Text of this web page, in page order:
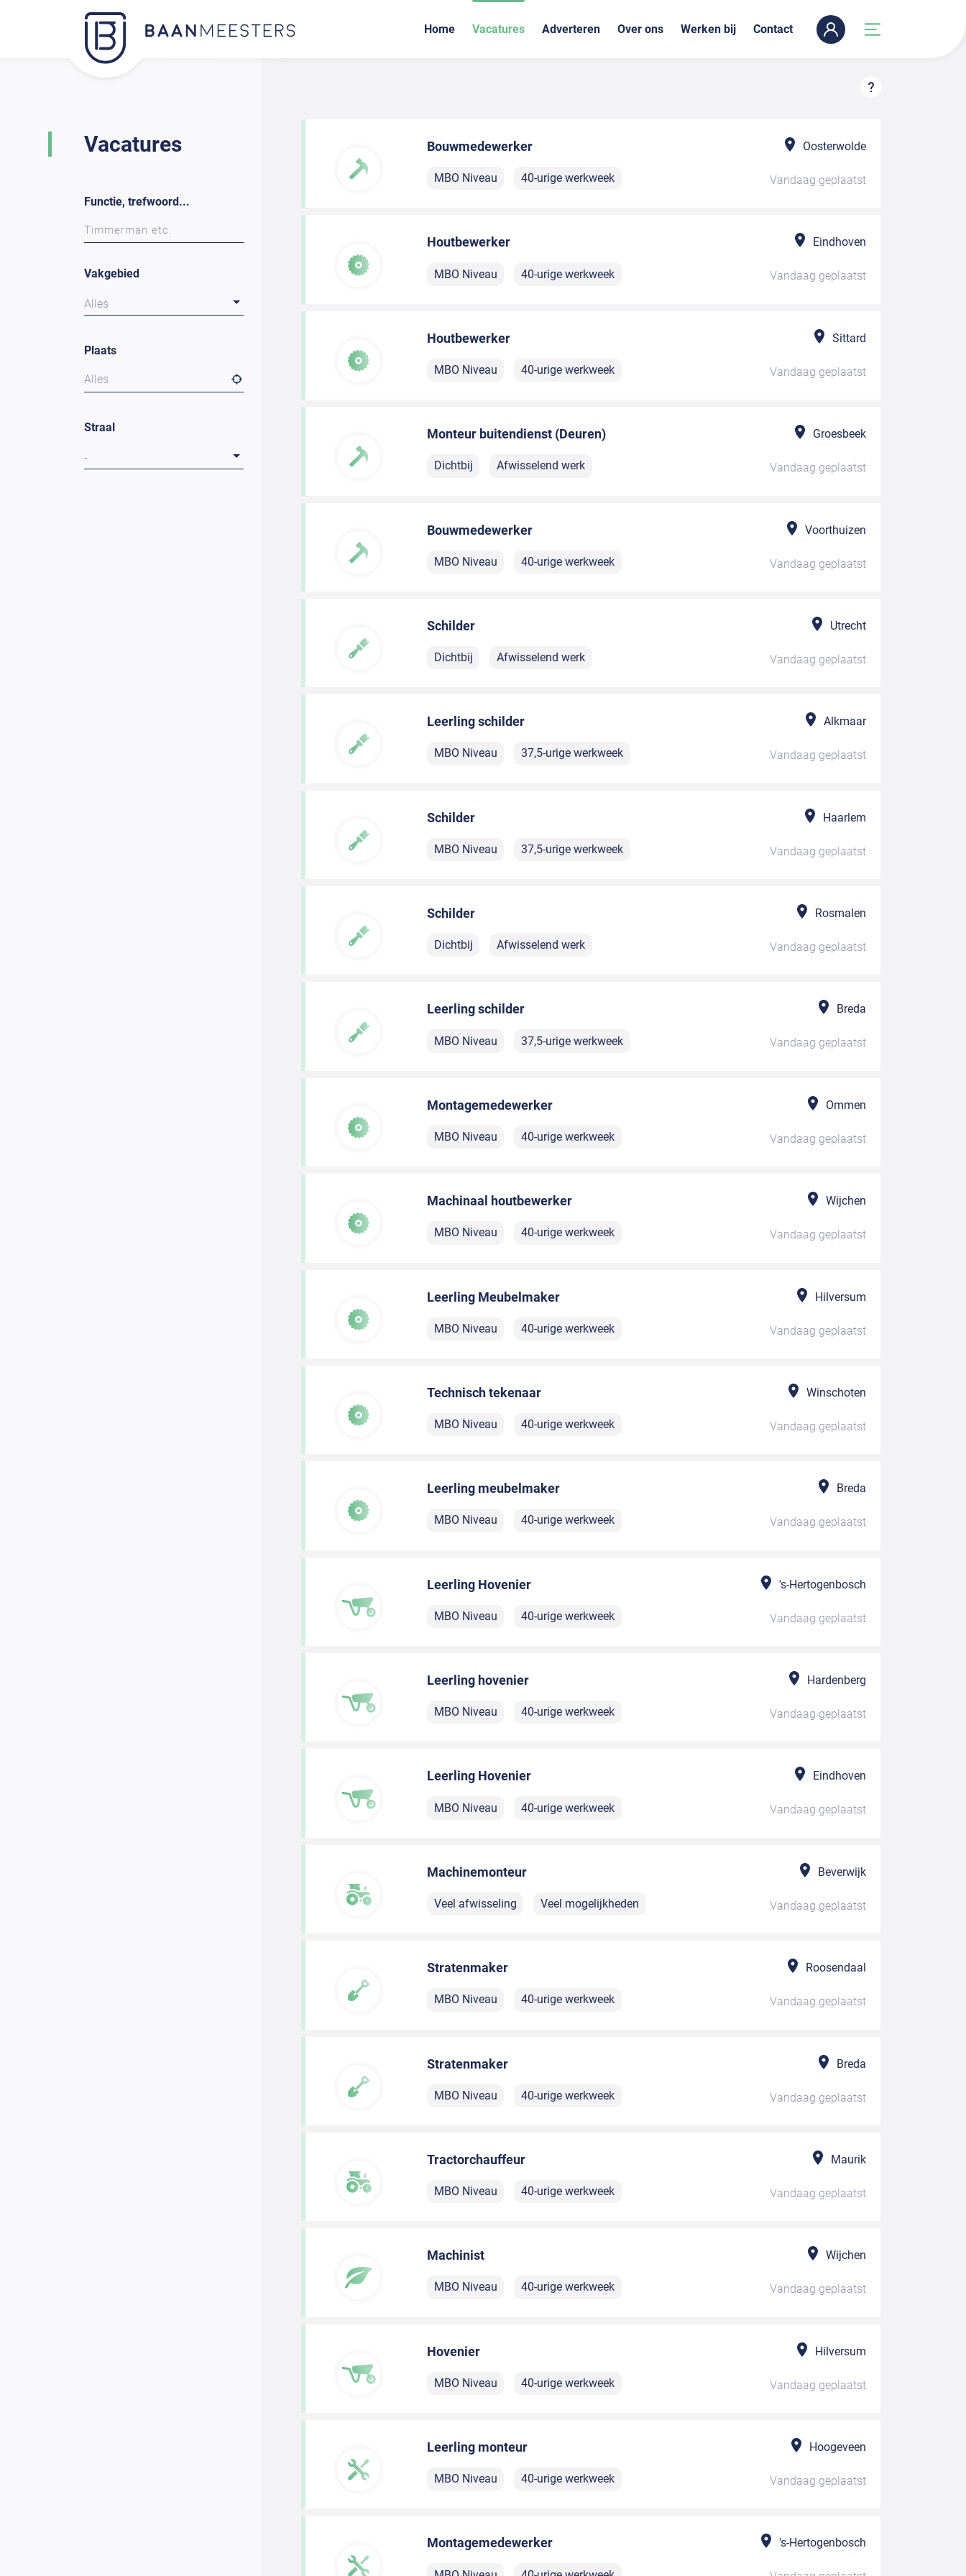
Home Vacatures Adverteren Over ons Werken bij Contact
Vacatures
Functie, trefwoord...
Vakgebied
Alles
Plaats
Alles
Straal
-
Bouwmedewerker Oosterwolde
MBO Niveau 40-urige werkweek Vandaag geplaatst
Houtbewerker Eindhoven
MBO Niveau 40-urige werkweek Vandaag geplaatst
Houtbewerker Sittard
MBO Niveau 40-urige werkweek Vandaag geplaatst
Monteur buitendienst (Deuren) Groesbeek
Dichtbij Afwisselend werk Vandaag geplaatst
Bouwmedewerker Voorthuizen
MBO Niveau 40-urige werkweek Vandaag geplaatst
Schilder Utrecht
Dichtbij Afwisselend werk Vandaag geplaatst
Leerling schilder Alkmaar
MBO Niveau 37,5-urige werkweek Vandaag geplaatst
Schilder Haarlem
MBO Niveau 37,5-urige werkweek Vandaag geplaatst
Schilder Rosmalen
Dichtbij Afwisselend werk Vandaag geplaatst
Leerling schilder Breda
MBO Niveau 37,5-urige werkweek Vandaag geplaatst
Montagemedewerker Ommen
MBO Niveau 40-urige werkweek Vandaag geplaatst
Machinaal houtbewerker Wijchen
MBO Niveau 40-urige werkweek Vandaag geplaatst
Leerling Meubelmaker Hilversum
MBO Niveau 40-urige werkweek Vandaag geplaatst
Technisch tekenaar Winschoten
MBO Niveau 40-urige werkweek Vandaag geplaatst
Leerling meubelmaker Breda
MBO Niveau 40-urige werkweek Vandaag geplaatst
Leerling Hovenier 's-Hertogenbosch
MBO Niveau 40-urige werkweek Vandaag geplaatst
Leerling hovenier Hardenberg
MBO Niveau 40-urige werkweek Vandaag geplaatst
Leerling Hovenier Eindhoven
MBO Niveau 40-urige werkweek Vandaag geplaatst
Machinemonteur Beverwijk
Veel afwisseling Veel mogelijkheden Vandaag geplaatst
Stratenmaker Roosendaal
MBO Niveau 40-urige werkweek Vandaag geplaatst
Stratenmaker Breda
MBO Niveau 40-urige werkweek Vandaag geplaatst
Tractorchauffeur Maurik
MBO Niveau 40-urige werkweek Vandaag geplaatst
Machinist Wijchen
MBO Niveau 40-urige werkweek Vandaag geplaatst
Hovenier Hilversum
MBO Niveau 40-urige werkweek Vandaag geplaatst
Leerling monteur Hoogeveen
MBO Niveau 40-urige werkweek Vandaag geplaatst
Montagemedewerker 's-Hertogenbosch